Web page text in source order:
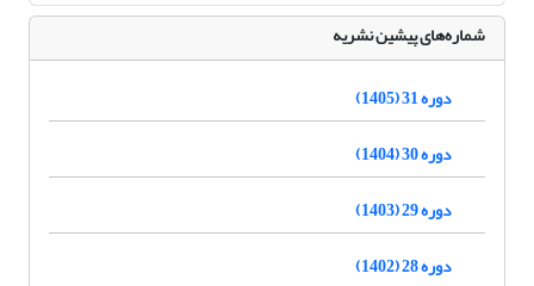
شماره‌های پیشین نشریه
دوره 31 (1405)
دوره 30 (1404)
دوره 29 (1403)
دوره 28 (1402)